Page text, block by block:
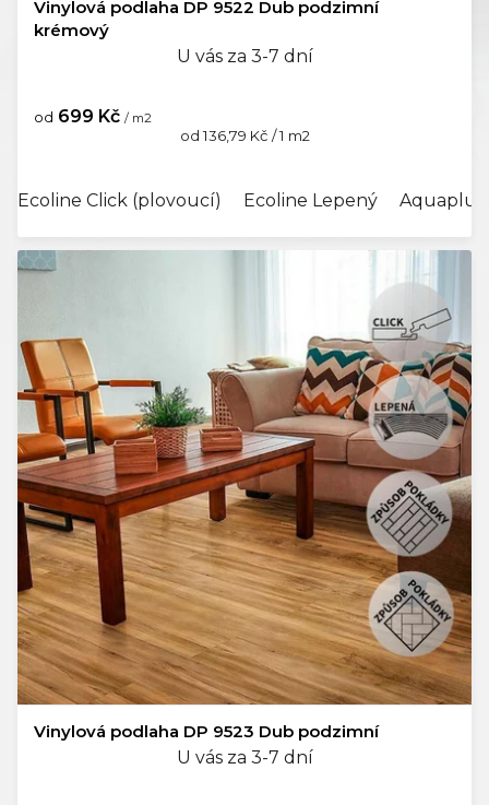
Vinylová podlaha DP 9522 Dub podzimní
krémový
U vás za 3-7 dní
od 699 Kč / m2
Měrná
od 136,79 Kč / 1 m2
Ecoline Click (plovoucí) Ecoline Lepený Aquaplus
Vinylová podlaha DP 9523 Dub podzimní
U vás za 3-7 dní